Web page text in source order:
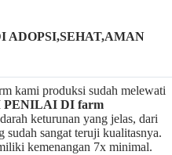
ADOPSI,SEHAT,AMAN
kami produksi sudah melewati
PENILAI DI farm
keturunan yang jelas, dari
sudah sangat teruji kualitasnya.
kemenangan 7x minimal.